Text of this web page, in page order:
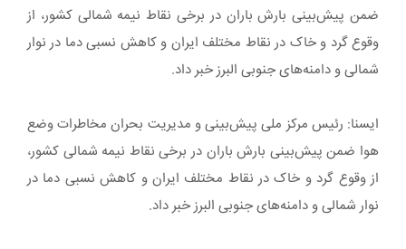
ضمن پیش‌بینی بارش باران در برخی نقاط نیمه شمالی کشور، از
وقوع گرد و خاک در نقاط مختلف ایران و کاهش نسبی دما در نوار
شمالی و دامنه‌های جنوبی البرز خبر داد.
ایسنا: رئیس مرکز ملی پیش‌بینی و مدیریت بحران مخاطرات وضع
هوا ضمن پیش‌بینی بارش باران در برخی نقاط نیمه شمالی کشور،
از وقوع گرد و خاک در نقاط مختلف ایران و کاهش نسبی دما در
نوار شمالی و دامنه‌های جنوبی البرز خبر داد.